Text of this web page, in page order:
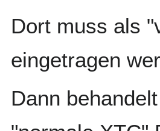
Dort muss als
eingetragen
Dann